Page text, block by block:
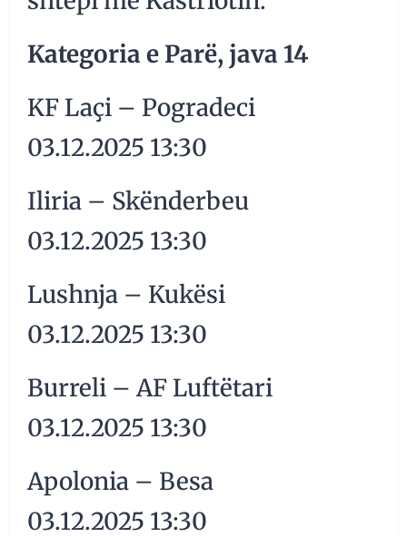
Kategoria e Parë, java 14
KF Laçi – Pogradeci
03.12.2025 13:30
Iliria – Skënderbeu
03.12.2025 13:30
Lushnja – Kukësi
03.12.2025 13:30
Burreli – AF Luftëtari
03.12.2025 13:30
Apolonia – Besa
03.12.2025 13:30